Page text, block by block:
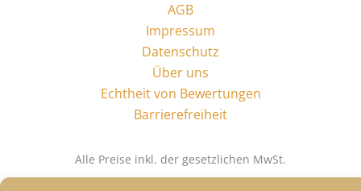
AGB
Impressum
Datenschutz
Über uns
Echtheit von Bewertungen
Barrierefreiheit
Alle Preise inkl. der gesetzlichen MwSt.